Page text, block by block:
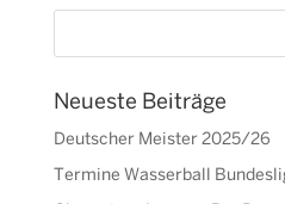
Neueste Beiträge
Deutscher Meister 2025/26
Termine Wasserball